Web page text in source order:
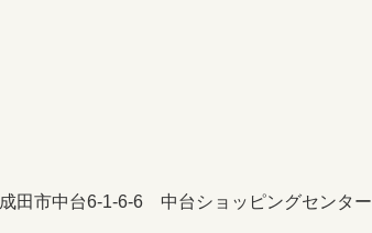
成田市中台6-1-6-6 中台ショッピングセンター